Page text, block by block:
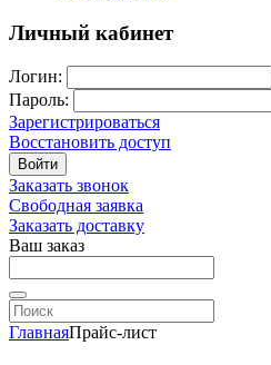
Личный кабинет
Логин:
Пароль:
Зарегистрироваться
Восстановить доступ
Войти
Заказать звонок
Свободная заявка
Заказать доставку
Ваш заказ
ГлавнаяПрайс-лист